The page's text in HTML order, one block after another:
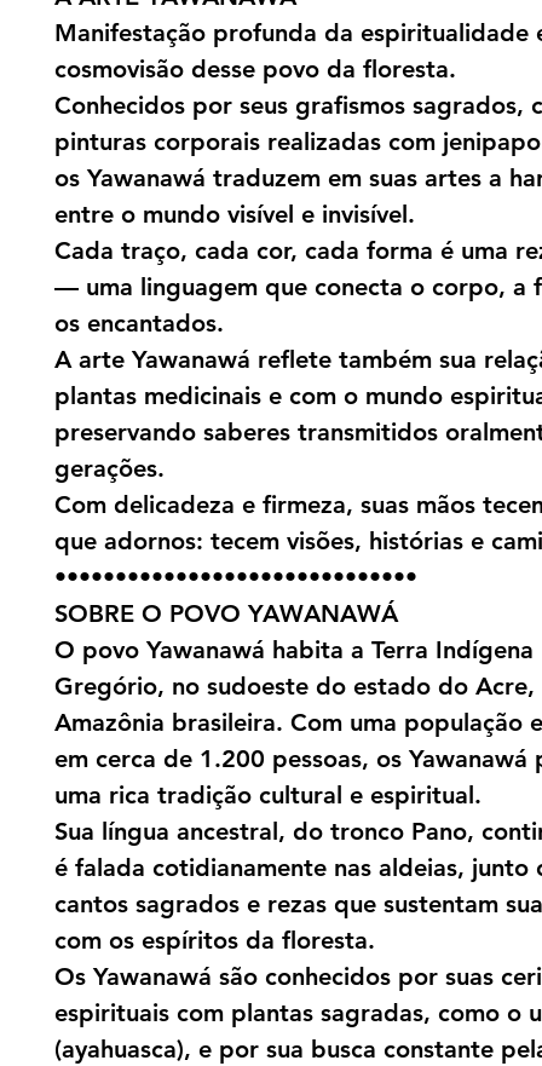
Manifestação profunda da espiritualidade
cosmovisão desse povo da floresta.
Conhecidos por seus grafismos sagrados,
pinturas corporais realizadas com
os Yawanawá traduzem em suas artes a
entre o mundo visível e invisível.
Cada traço, cada cor, cada forma é uma
— uma linguagem que conecta o corpo, a
os encantados.
A arte Yawanawá reflete também sua
plantas medicinais e com o mundo
preservando saberes transmitidos
gerações.
Com delicadeza e firmeza, suas mãos
que adornos: tecem visões, histórias e
••••••••••••••••••••••••••••••
SOBRE O POVO YAWANAWÁ
O povo Yawanawá habita a Terra Indígena
Gregório, no sudoeste do estado do Acre,
Amazônia brasileira. Com uma população
em cerca de 1.200 pessoas, os Yawanawá
uma rica tradição cultural e espiritual.
Sua língua ancestral, do tronco Pano,
é falada cotidianamente nas aldeias, junto
cantos sagrados e rezas que sustentam
com os espíritos da floresta.
Os Yawanawá são conhecidos por suas
espirituais com plantas sagradas, como o
(ayahuasca), e por sua busca constante